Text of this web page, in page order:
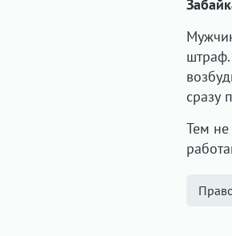
сразу
Тем